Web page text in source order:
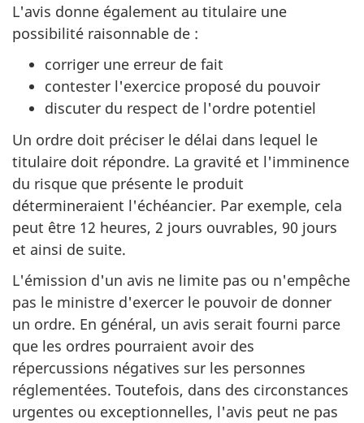
L'avis donne également au titulaire une
possibilité raisonnable de :
corriger une erreur de fait
contester l'exercice proposé du pouvoir
discuter du respect de l'ordre potentiel
Un ordre doit préciser le délai dans lequel le
titulaire doit répondre. La gravité et l'imminence
du risque que présente le produit
détermineraient l'échéancier. Par exemple, cela
peut être 12 heures, 2 jours ouvrables, 90 jours
et ainsi de suite.
L'émission d'un avis ne limite pas ou n'empêche
pas le ministre d'exercer le pouvoir de donner
un ordre. En général, un avis serait fourni parce
que les ordres pourraient avoir des
répercussions négatives sur les personnes
réglementées. Toutefois, dans des circonstances
urgentes ou exceptionnelles, l'avis peut ne pas